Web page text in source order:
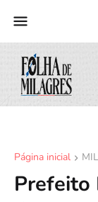
Página inicial
Prefeito